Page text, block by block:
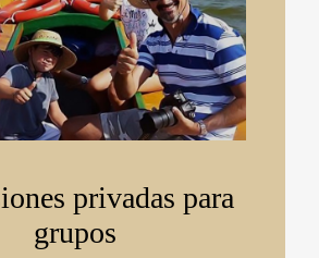
privadas para
grupos